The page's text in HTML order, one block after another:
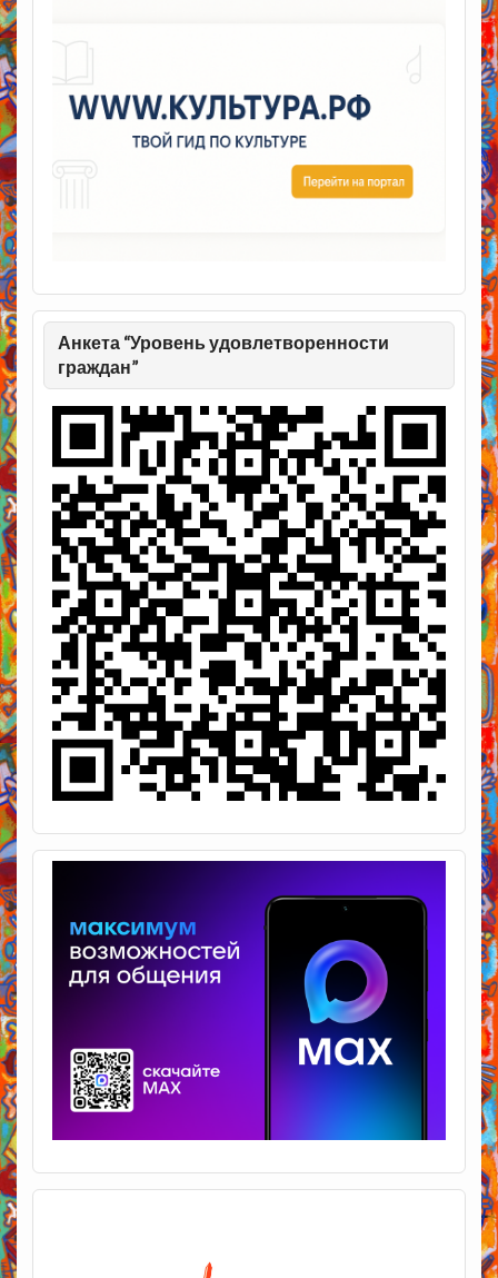
Анкета “Уровень удовлетворенности
граждан”